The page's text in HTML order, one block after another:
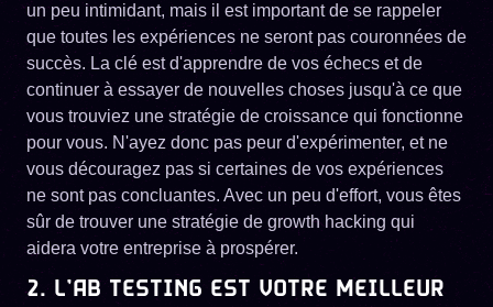
un peu intimidant, mais il est important de se rappeler
que toutes les expériences ne seront pas couronnées de
succès. La clé est d'apprendre de vos échecs et de
continuer à essayer de nouvelles choses jusqu'à ce que
vous trouviez une stratégie de croissance qui fonctionne
pour vous. N'ayez donc pas peur d'expérimenter, et ne
vous découragez pas si certaines de vos expériences
ne sont pas concluantes. Avec un peu d'effort, vous êtes
sûr de trouver une stratégie de growth hacking qui
aidera votre entreprise à prospérer.
2. L’AB TESTING EST VOTRE MEILLEUR